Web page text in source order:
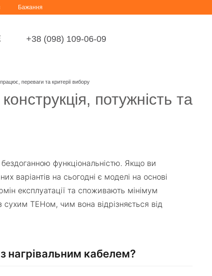
Бажання
+38 (098) 109-06-09
переваги та критерії вибору
потужність та
функціональністю. Якщо ви
варіантів на сьогодні є моделі на основі
експлуатації та споживають мінімум
ТЕНом, чим вона відрізняється від
нагрівальним кабелем?